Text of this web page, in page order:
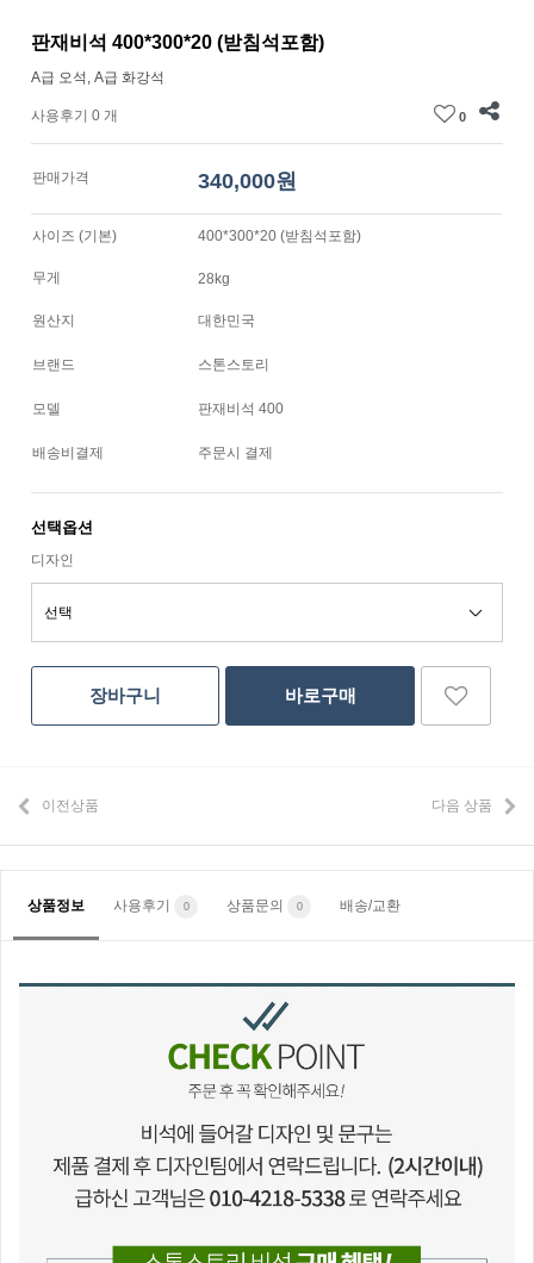
판재비석 400*300*20 (받침석포함)
A급 오석, A급 화강석
사용후기 0 개 0
판매가격 340,000원
사이즈 (기본) 400*300*20 (받침석포함)
무게 28kg
원산지 대한민국
브랜드 스톤스토리
모델 판재비석 400
배송비결제 주문시 결제
선택옵션
디자인
장바구니 바로구매
이전상품 다음 상품
상품정보 사용후기 0 상품문의 0 배송/교환